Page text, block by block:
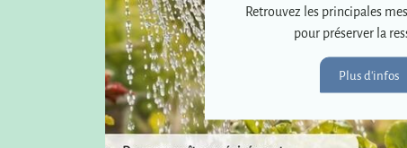
Retrouvez les principales
pour préserver la
Plus d'infos